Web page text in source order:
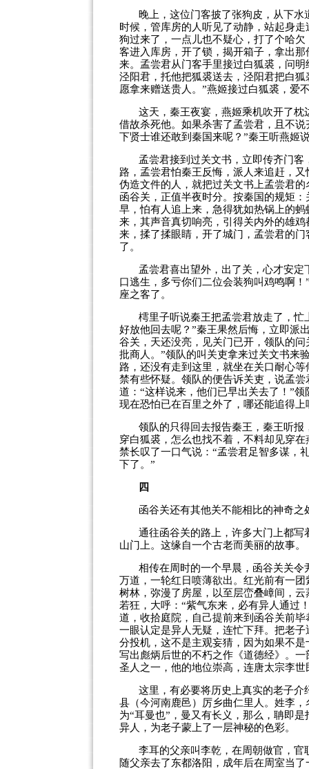
晚上，这位门客披了张狗皮，从下
时候，管库房的人听见了动静，站起身
狗过来了，一点儿也不疑心，打了个哈
客进入库房，开了锁，揭开箱子，拿出
来。孟尝君从门客手里接过白狐裘，问
泾阳君，托他把狐裘送去，泾阳君把白
愿拿来赠送贵人。”燕姬接过白狐裘，爱
这天，秦王夜宴，燕姬乘机吹开了
借故杀死他。如果杀害了孟尝君，且不
下贤士谁还敢到秦国来呢？”秦王听燕姬
孟尝君接到过关文书，立即传齐门
路，孟尝君怕秦王反悔，派人来追赶，
伪造文件的人，就把过关文书上孟尝君
函谷关，正值半夜时分。按秦国的规矩
早，怕有人追上来，急得犹如热锅上的
来，其声音真切响亮，引得关内外的雄
来，揉了揉眼睛，开了城门，孟尝君的
了。
孟尝君喜出望外，出了关，心才安
口逃生，多亏你们二位会装狗叫鸡鸣啊
座之客了。
樗里子听说秦王把孟尝君放走了，
好放他回去呢？”秦王果然后悔，立即派
谷关，天还没亮，见关门已开，领队的
批商人。”领队的叫关吏拿来过关文书来
路，还没有走到这里，就坐在关口耐心
禁有些怀疑。领队的便告诉关吏，说孟
道：“这样说来，他们已早出关去了！”
现在恐怕已在百里之外了，哪还能追得上
领队的只得回去报告秦王，秦王听
穿白狐裘，怎么也找不着，不料却见穿
禁长叹了一口气说：“孟尝君足智多谋，
下了。”
四
函谷关还有其他关不能相比的神奇之
通往函谷关的路上，许多大门上都写
山门上。这缘自一个古老而美丽的故事。
相传在周时的一个早晨，函谷关关
万道，一轮红日喷薄欲出。红光前有一
树林，弥漫了房屋，以至层峦叠嶂间，
若狂，大呼：“紫气东来，必有异人通过
道，收拾庭院，自己提前来到函谷关前
一眼认定是异人无疑，连忙下拜。把老
分投机，这不是主观妄猜，因为如果不
写出彪炳后世的不朽之作《道德经》。
圣人之一，他的地位崇高，连唐太宗李
这里，有必要将历史上真实的老子
县（今河南鹿邑）厉乡曲仁里人。姓李
为“耳曼也”，曼又有长义，那么，聃即
异人，为老子蒙上了一层神秘的色彩。
李耳的父亲叫李乾，在周朝做官，
随父亲去了东都洛阳，成年后在周室当